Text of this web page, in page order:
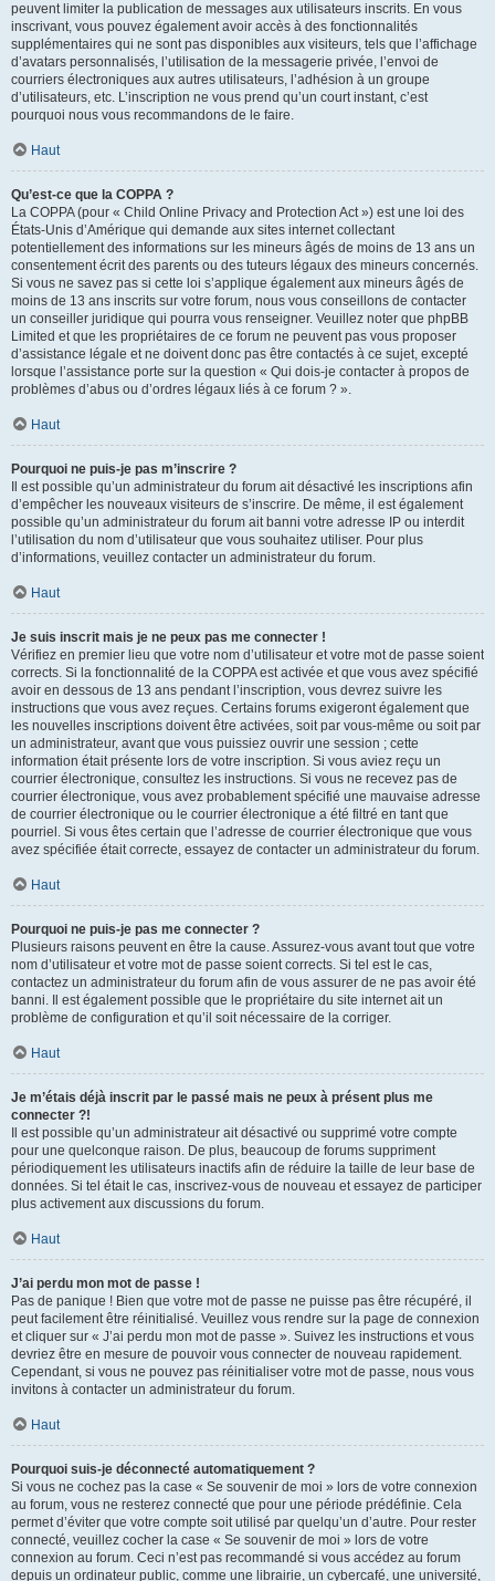
peuvent limiter la publication de messages aux utilisateurs inscrits. En vous
inscrivant, vous pouvez également avoir accès à des fonctionnalités
supplémentaires qui ne sont pas disponibles aux visiteurs, tels que l’affichage
d’avatars personnalisés, l’utilisation de la messagerie privée, l’envoi de
courriers électroniques aux autres utilisateurs, l’adhésion à un groupe
d’utilisateurs, etc. L’inscription ne vous prend qu’un court instant, c’est
pourquoi nous vous recommandons de le faire.
Haut
Qu’est-ce que la COPPA ?
La COPPA (pour « Child Online Privacy and Protection Act ») est une loi des
États-Unis d’Amérique qui demande aux sites internet collectant
potentiellement des informations sur les mineurs âgés de moins de 13 ans un
consentement écrit des parents ou des tuteurs légaux des mineurs concernés.
Si vous ne savez pas si cette loi s’applique également aux mineurs âgés de
moins de 13 ans inscrits sur votre forum, nous vous conseillons de contacter
un conseiller juridique qui pourra vous renseigner. Veuillez noter que phpBB
Limited et que les propriétaires de ce forum ne peuvent pas vous proposer
d’assistance légale et ne doivent donc pas être contactés à ce sujet, excepté
lorsque l’assistance porte sur la question « Qui dois-je contacter à propos de
problèmes d’abus ou d’ordres légaux liés à ce forum ? ».
Haut
Pourquoi ne puis-je pas m’inscrire ?
Il est possible qu’un administrateur du forum ait désactivé les inscriptions afin
d’empêcher les nouveaux visiteurs de s’inscrire. De même, il est également
possible qu’un administrateur du forum ait banni votre adresse IP ou interdit
l’utilisation du nom d’utilisateur que vous souhaitez utiliser. Pour plus
d’informations, veuillez contacter un administrateur du forum.
Haut
Je suis inscrit mais je ne peux pas me connecter !
Vérifiez en premier lieu que votre nom d’utilisateur et votre mot de passe soient
corrects. Si la fonctionnalité de la COPPA est activée et que vous avez spécifié
avoir en dessous de 13 ans pendant l’inscription, vous devrez suivre les
instructions que vous avez reçues. Certains forums exigeront également que
les nouvelles inscriptions doivent être activées, soit par vous-même ou soit par
un administrateur, avant que vous puissiez ouvrir une session ; cette
information était présente lors de votre inscription. Si vous aviez reçu un
courrier électronique, consultez les instructions. Si vous ne recevez pas de
courrier électronique, vous avez probablement spécifié une mauvaise adresse
de courrier électronique ou le courrier électronique a été filtré en tant que
pourriel. Si vous êtes certain que l’adresse de courrier électronique que vous
avez spécifiée était correcte, essayez de contacter un administrateur du forum.
Haut
Pourquoi ne puis-je pas me connecter ?
Plusieurs raisons peuvent en être la cause. Assurez-vous avant tout que votre
nom d’utilisateur et votre mot de passe soient corrects. Si tel est le cas,
contactez un administrateur du forum afin de vous assurer de ne pas avoir été
banni. Il est également possible que le propriétaire du site internet ait un
problème de configuration et qu’il soit nécessaire de la corriger.
Haut
Je m’étais déjà inscrit par le passé mais ne peux à présent plus me
connecter ?!
Il est possible qu’un administrateur ait désactivé ou supprimé votre compte
pour une quelconque raison. De plus, beaucoup de forums suppriment
périodiquement les utilisateurs inactifs afin de réduire la taille de leur base de
données. Si tel était le cas, inscrivez-vous de nouveau et essayez de participer
plus activement aux discussions du forum.
Haut
J’ai perdu mon mot de passe !
Pas de panique ! Bien que votre mot de passe ne puisse pas être récupéré, il
peut facilement être réinitialisé. Veuillez vous rendre sur la page de connexion
et cliquer sur « J’ai perdu mon mot de passe ». Suivez les instructions et vous
devriez être en mesure de pouvoir vous connecter de nouveau rapidement.
Cependant, si vous ne pouvez pas réinitialiser votre mot de passe, nous vous
invitons à contacter un administrateur du forum.
Haut
Pourquoi suis-je déconnecté automatiquement ?
Si vous ne cochez pas la case « Se souvenir de moi » lors de votre connexion
au forum, vous ne resterez connecté que pour une période prédéfinie. Cela
permet d’éviter que votre compte soit utilisé par quelqu’un d’autre. Pour rester
connecté, veuillez cocher la case « Se souvenir de moi » lors de votre
connexion au forum. Ceci n’est pas recommandé si vous accédez au forum
depuis un ordinateur public, comme une librairie, un cybercafé, une université,